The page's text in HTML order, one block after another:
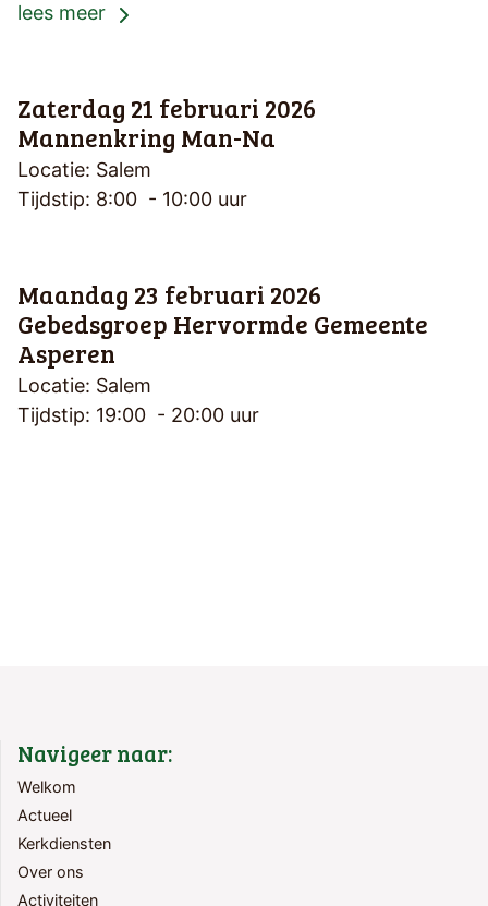
lees meer
Zaterdag 21 februari 2026
Mannenkring Man-Na
Locatie: Salem
Tijdstip: 8:00 - 10:00 uur
Maandag 23 februari 2026
Gebedsgroep Hervormde Gemeente
Asperen
Locatie: Salem
Tijdstip: 19:00 - 20:00 uur
Navigeer naar:
Welkom
Actueel
Kerkdiensten
Over ons
Activiteiten